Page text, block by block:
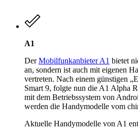
A1
DerMobilfunkanbieter A1 bietet
an, sondern ist auch mit eigenen
vertreten. Nach einem günstigen
Smart 9, folgte nun die A1 Alpha
mit dem Betriebssystem von
werden die Handymodelle vom
Aktuelle Handymodelle von A1